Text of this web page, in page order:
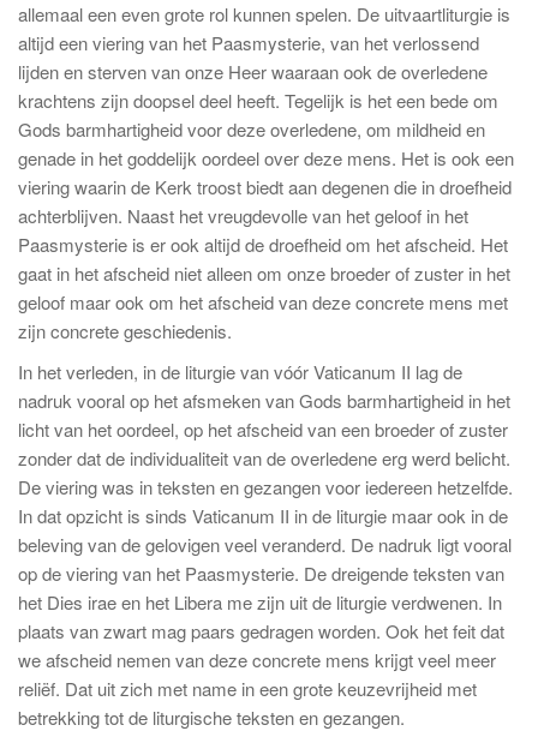
allemaal een even grote rol kunnen spelen. De uitvaartliturgie is
altijd een viering van het Paasmysterie, van het verlossend
lijden en sterven van onze Heer waaraan ook de overledene
krachtens zijn doopsel deel heeft. Tegelijk is het een bede om
Gods barmhartigheid voor deze overledene, om mildheid en
genade in het goddelijk oordeel over deze mens. Het is ook een
viering waarin de Kerk troost biedt aan degenen die in droefheid
achterblijven. Naast het vreugdevolle van het geloof in het
Paasmysterie is er ook altijd de droefheid om het afscheid. Het
gaat in het afscheid niet alleen om onze broeder of zuster in het
geloof maar ook om het afscheid van deze concrete mens met
zijn concrete geschiedenis.
In het verleden, in de liturgie van vóór Vaticanum II lag de
nadruk vooral op het afsmeken van Gods barmhartigheid in het
licht van het oordeel, op het afscheid van een broeder of zuster
zonder dat de individualiteit van de overledene erg werd belicht.
De viering was in teksten en gezangen voor iedereen hetzelfde.
In dat opzicht is sinds Vaticanum II in de liturgie maar ook in de
beleving van de gelovigen veel veranderd. De nadruk ligt vooral
op de viering van het Paasmysterie. De dreigende teksten van
het Dies irae en het Libera me zijn uit de liturgie verdwenen. In
plaats van zwart mag paars gedragen worden. Ook het feit dat
we afscheid nemen van deze concrete mens krijgt veel meer
reliëf. Dat uit zich met name in een grote keuzevrijheid met
betrekking tot de liturgische teksten en gezangen.